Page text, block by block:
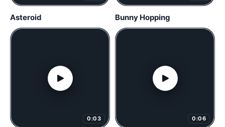
Asteroid Bunny Hopping
0:03 0:06